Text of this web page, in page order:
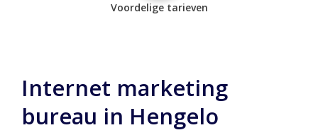
Voordelige tarieven
Internet marketing
bureau in Hengelo